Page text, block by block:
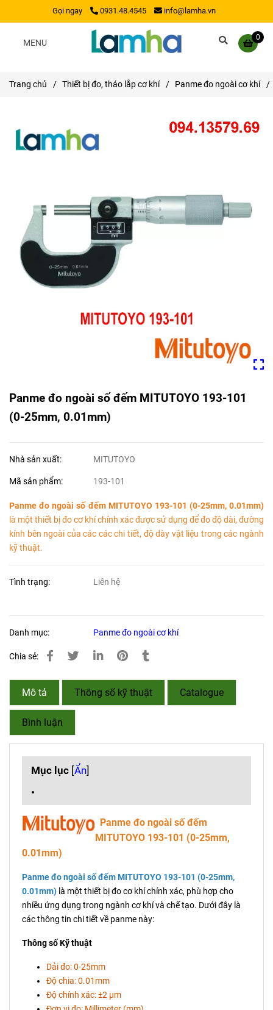
Gọi ngay 0931.48.4545 info@lamha.vn
0
MENU
Trang chủ / Thiết bị đo, tháo lắp cơ khí / Panme đo ngoài cơ khí /
Panme đo ngoài số đếm MITUTOYO 193-101
(0-25mm, 0.01mm)
Nhà sản xuất: MITUTOYO
Mã sản phẩm: 193-101
Panme đo ngoài số đếm MITUTOYO 193-101 (0-25mm, 0.01mm)
là một thiết bị đo cơ khí chính xác được sử dụng để đo độ dài, đường
kính bên ngoài của các các chi tiết, độ dày vật liệu trong các ngành
kỹ thuật.
Tình trạng: Liên hệ
Danh mục: Panme đo ngoài cơ khí
Chia sẻ:
Mô tả Thông số kỹ thuật Catalogue
Bình luận
Mục lục [Ẩn]
Panme đo ngoài số đếm
MITUTOYO 193-101 (0-25mm,
0.01mm)
Panme đo ngoài số đếm MITUTOYO 193-101 (0-25mm,
0.01mm) là một thiết bị đo cơ khí chính xác, phù hợp cho
nhiều ứng dụng trong ngành cơ khí và chế tạo. Dưới đây là
các thông tin chi tiết về panme này:
Thông số Kỹ thuật
Dải đo: 0-25mm
Độ chia: 0.01mm
Độ chính xác: ±2 µm